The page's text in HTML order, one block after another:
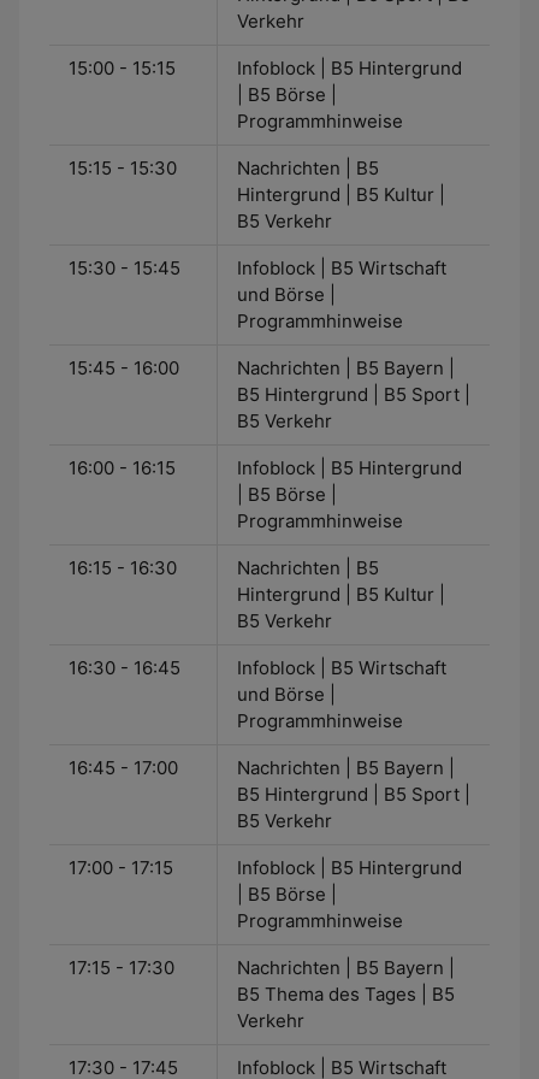
Verkehr
15:00 - 15:15
Infoblock | B5 Hintergrund
| B5 Börse |
Programmhinweise
15:15 - 15:30
Nachrichten | B5
Hintergrund | B5 Kultur |
B5 Verkehr
15:30 - 15:45
Infoblock | B5 Wirtschaft
und Börse |
Programmhinweise
15:45 - 16:00
Nachrichten | B5 Bayern |
B5 Hintergrund | B5 Sport |
B5 Verkehr
16:00 - 16:15
Infoblock | B5 Hintergrund
| B5 Börse |
Programmhinweise
16:15 - 16:30
Nachrichten | B5
Hintergrund | B5 Kultur |
B5 Verkehr
16:30 - 16:45
Infoblock | B5 Wirtschaft
und Börse |
Programmhinweise
16:45 - 17:00
Nachrichten | B5 Bayern |
B5 Hintergrund | B5 Sport |
B5 Verkehr
17:00 - 17:15
Infoblock | B5 Hintergrund
| B5 Börse |
Programmhinweise
17:15 - 17:30
Nachrichten | B5 Bayern |
B5 Thema des Tages | B5
Verkehr
17:30 - 17:45 Infoblock | B5 Wirtschaft